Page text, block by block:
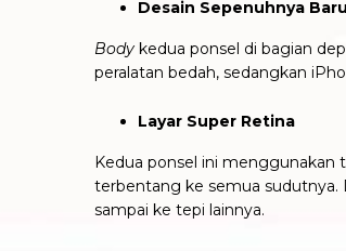
Desain Sepenuhnya Baru
Body kedua ponsel di bagian
peralatan bedah, sedangkan
Layar Super Retina
Kedua ponsel ini menggunakan
terbentang ke semua sudutnya.
sampai ke tepi lainnya.